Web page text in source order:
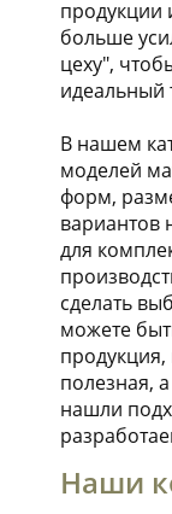
продукции
больше
цеху",
идеальный
В нашем
моделей
форм,
вариантов
для
сделать
можете
полезная,
нашли
Наши